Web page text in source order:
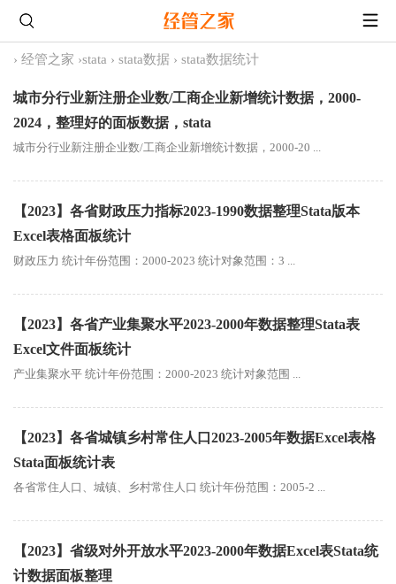
› 经管之家 ›stata › stata数据 › stata数据统计
城市分行业新注册企业数/工商企业新增统计数据，2000-
2024，整理好的面板数据，stata
城市分行业新注册企业数/工商企业新增统计数据，2000-20 ...
【2023】各省财政压力指标2023-1990数据整理Stata版本
Excel表格面板统计
财政压力 统计年份范围：2000-2023 统计对象范围：3 ...
【2023】各省产业集聚水平2023-2000年数据整理Stata表
Excel文件面板统计
产业集聚水平 统计年份范围：2000-2023 统计对象范围 ...
【2023】各省城镇乡村常住人口2023-2005年数据Excel表格
Stata面板统计表
各省常住人口、城镇、乡村常住人口 统计年份范围：2005-2 ...
【2023】省级对外开放水平2023-2000年数据Excel表Stata统
计数据面板整理